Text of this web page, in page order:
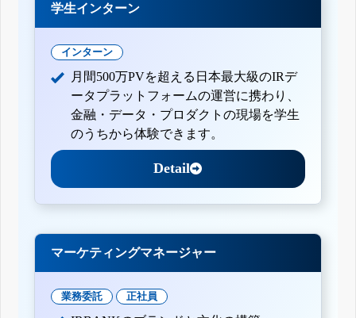
学生インターン
インターン
月間500万PVを超える日本最大級のIRデ
ータプラットフォームの運営に携わり、
金融・データ・プロダクトの現場を学生
のうちから体験できます。
Detail
マーケティングマネージャー
業務委託 正社員